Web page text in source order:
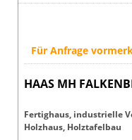
Für Anfrage
HAAS MH
Fertighaus, industrielle
Holzhaus, Holztafelbau